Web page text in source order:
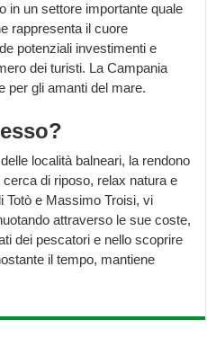
in un settore importante quale
rappresenta il cuore
potenziali investimenti e
dei turisti. La Campania
per gli amanti del mare.
località balneari, la rendono
di riposo, relax natura e
Totò e Massimo Troisi, vi
attraverso le sue coste,
dei pescatori e nello scoprire
il tempo, mantiene